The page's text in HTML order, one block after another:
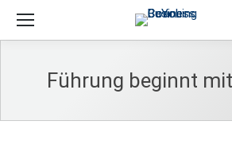
Führung beginnt